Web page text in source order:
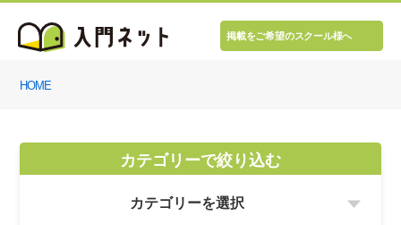
掲載をご希望のスクール様へ
HOME
カテゴリーで絞り込む